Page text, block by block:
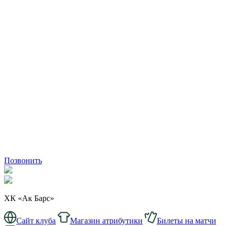
Позвонить
ХК «Ак Барс»
Сайт клуба Магазин атрибутики
Билеты на матчи